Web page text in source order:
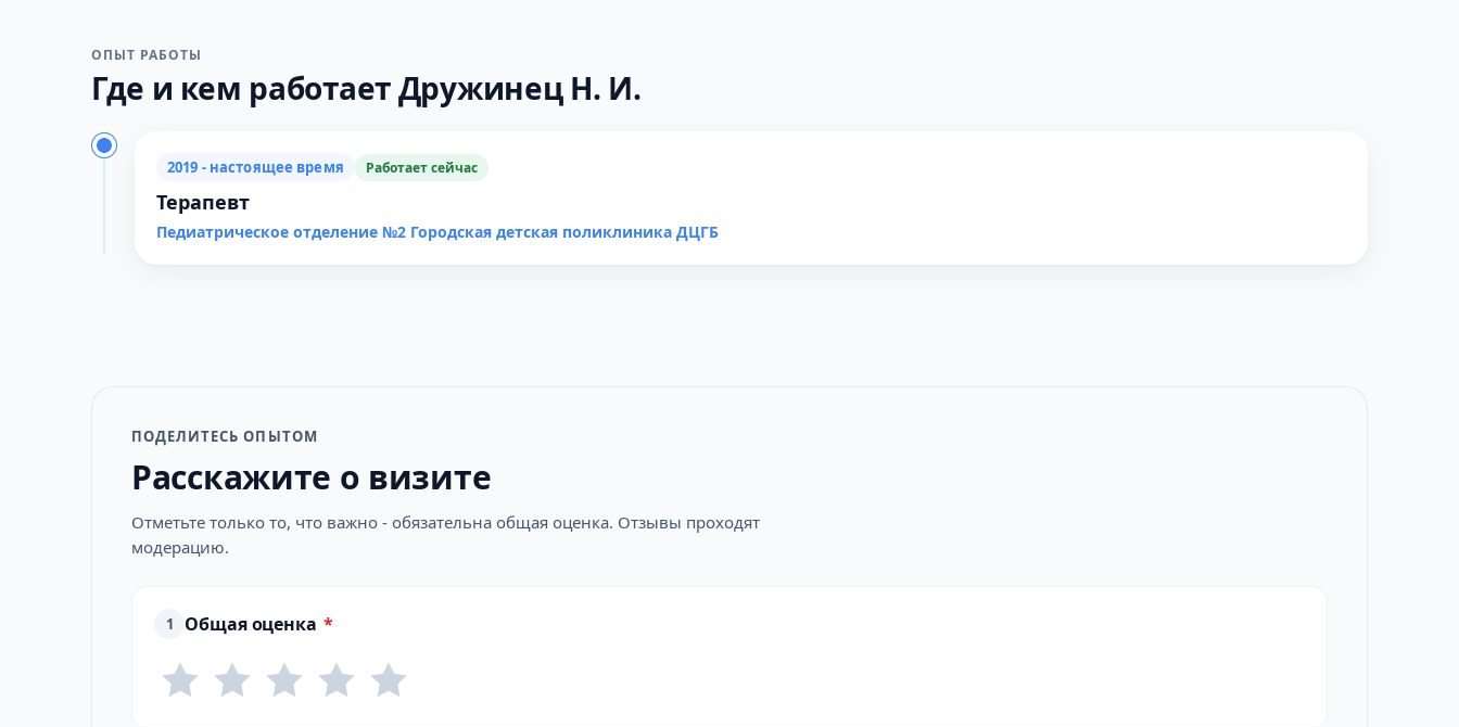
ОПЫТ РАБОТЫ
Где и кем работает Дружинец Н. И.
2019 - настоящее время Работает сейчас
Терапевт
Педиатрическое отделение №2 Городская детская поликлиника ДЦГБ
ПОДЕЛИТЕСЬ ОПЫТОМ
Расскажите о визите
Отметьте только то, что важно - обязательна общая оценка. Отзывы проходят
модерацию.
1 Общая оценка *